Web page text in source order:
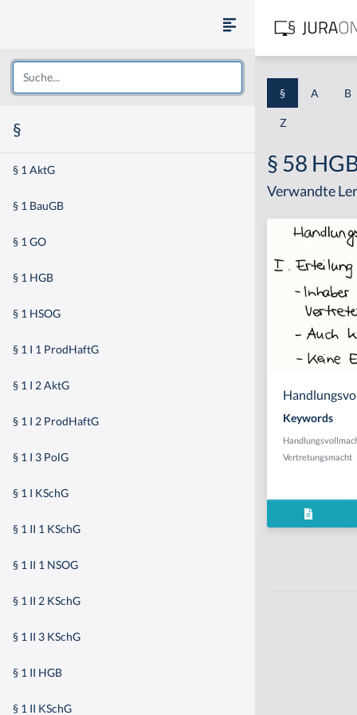
§
§ 1 AktG
§ 1 BauGB
§ 1 GO
§ 1 HGB
§ 1 HSOG
§ 1 I 1 ProdHaftG
§ 1 I 2 AktG
§ 1 I 2 ProdHaftG
§ 1 I 3 PolG
§ 1 I KSchG
§ 1 II 1 KSchG
§ 1 II 1 NSOG
§ 1 II 2 KSchG
§ 1 II 3 KSchG
§ 1 II HGB
§ 1 II KSchG
§ A B
Z
§ 58
Verwandte
Keywords
Vertretungsmacht